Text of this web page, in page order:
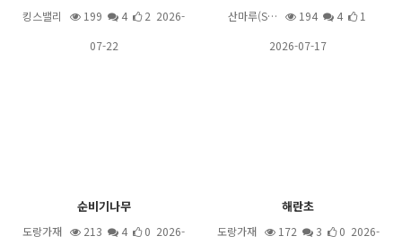
킹스밸리 199 4
2 2026-
07-22
산마루(S… 194 4
1
2026-07-17
순비기나무
도랑가재 213 4
0 2026-
해란초
도랑가재 172 3
0 2026-